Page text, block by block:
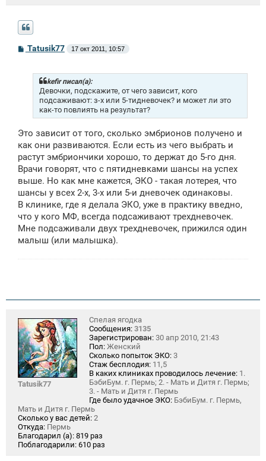
СTatusik77 17 окт 2011, 10:57
kefir писал(а):
Девочки, подскажите, от чего зависит, кого
подсаживают: з-х или 5-тидневочек? и может ли это
как-то повлиять на результат?
Это зависит от того, сколько эмбрионов получено и
как они развиваются. Если есть из чего выбрать и
растут эмбриончики хорошо, то держат до 5-го дня.
Врачи говорят, что с пятидневками шансы на успех
выше. Но как мне кажется, ЭКО - такая лотерея, что
шансы у всех 2-х, 3-х или 5-и дневочек одинаковы.
В клинике, где я делала ЭКО, уже в практику введно,
что у кого МФ, всегда подсаживают трехдневочек.
Мне подсаживали двух трехдневочек, прижился один
малыш (или малышка).
Tatusik77
Спелая ягодка
Сообщения: 3135
Зарегистрирован: 30 апр 2010, 21:43
Пол: Женский
Сколько попыток ЭКО: 3
Стаж бесплодия: 11,5
В каких клиниках проводилось лечение: 1.
БэбиБум. г. Пермь; 2. - Мать и Дитя г. Пермь;
3. - Мать и Дитя г. Пермь
Где было удачное ЭКО: БэбиБум. г. Пермь,
Мать и Дитя г. Пермь
Сколько у вас детей: 2
Откуда: Пермь
Благодарил (а): 819 раз
Поблагодарили: 610 раз